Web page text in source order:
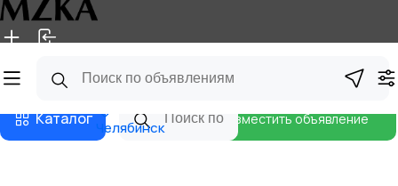
Главная Магазины
Каталог Челябинск
Разместить объявление